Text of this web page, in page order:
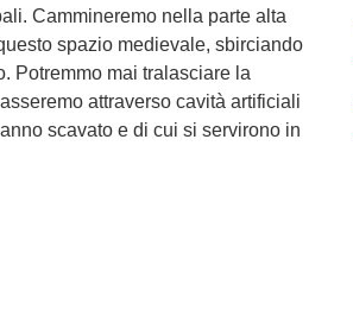
Cammineremo nella parte alta
spazio medievale, sbirciando
Potremmo mai tralasciare la
attraverso cavità artificiali
scavato e di cui si servirono in